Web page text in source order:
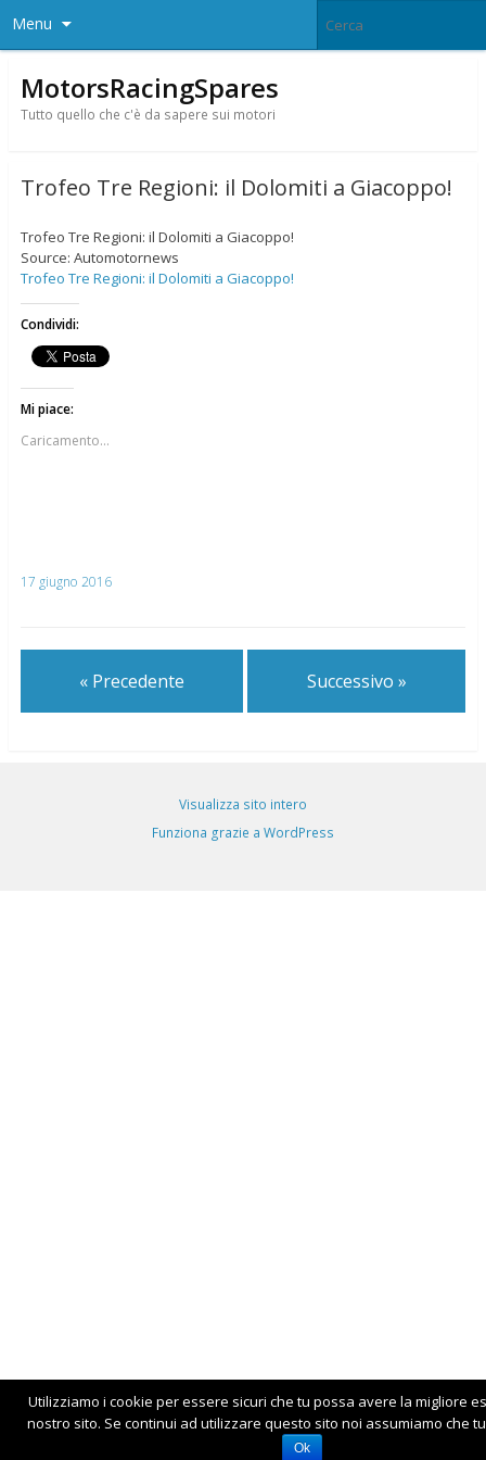
Menu
MotorsRacingSpares
Tutto quello che c'è da sapere sui motori
Trofeo Tre Regioni: il Dolomiti a Giacoppo!
Trofeo Tre Regioni: il Dolomiti a Giacoppo!
Source: Automotornews
Trofeo Tre Regioni: il Dolomiti a Giacoppo!
Condividi:
Mi piace:
Caricamento...
17 giugno 2016
« Precedente Successivo »
Visualizza sito intero
Funziona grazie a WordPress
Utilizziamo i cookie per essere sicuri che tu possa avere la migliore
nostro sito. Se continui ad utilizzare questo sito noi assumiamo che
Ok